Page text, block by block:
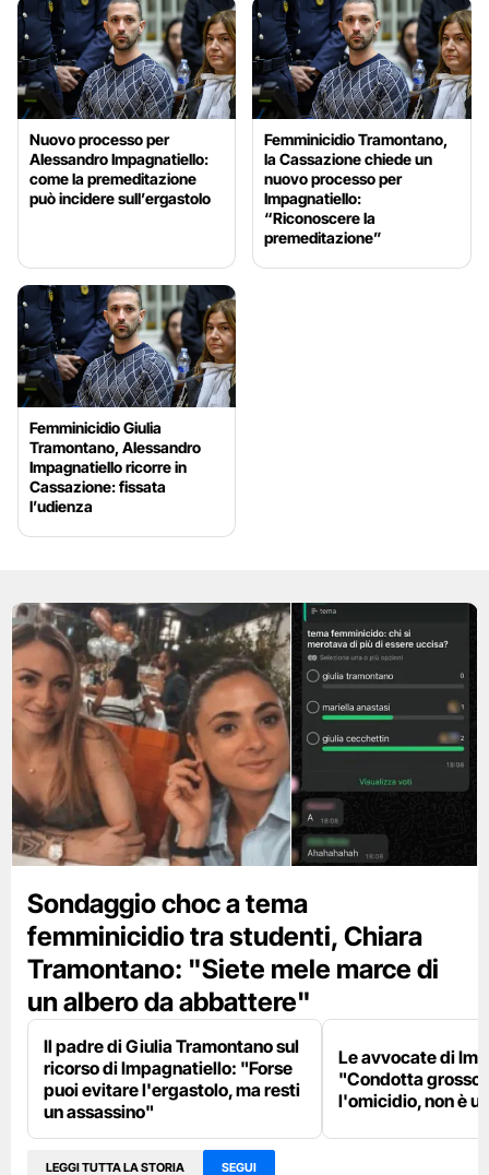
Nuovo processo per
Alessandro Impagnatiello:
come la premeditazione
può incidere sull’ergastolo
Femminicidio Tramontano,
la Cassazione chiede un
nuovo processo per
Impagnatiello:
“Riconoscere la
premeditazione”
Femminicidio Giulia
Tramontano, Alessandro
Impagnatiello ricorre in
Cassazione: fissata
l’udienza
Sondaggio choc a tema
femminicidio tra studenti, Chiara
Tramontano: "Siete mele marce di
un albero da abbattere"
Il padre di Giulia Tramontano sul
ricorso di Impagnatiello: "Forse
puoi evitare l'ergastolo, ma resti
un assassino"
Le avvocate di
"Condotta
l'omicidio, non è
LEGGI TUTTA LA STORIA SEGUI